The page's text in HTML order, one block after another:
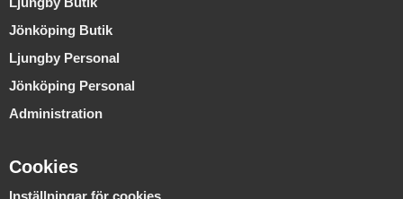
Jönköping Butik
Ljungby Personal
Jönköping Personal
Administration
Cookies
Inställningar för cookies